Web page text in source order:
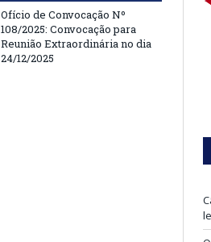
Ofício de Convocação Nº
108/2025: Convocação para
Reunião Extraordinária no dia
24/12/2025